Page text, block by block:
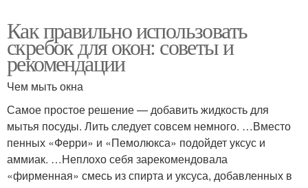
Как правильно использовать
скребок для окон: советы и
рекомендации
Чем мыть окна
Самое простое решение — добавить жидкость для
мытья посуды. Лить следует совсем немного. …Вместо
пенных «Ферри» и «Пемолюкса» подойдет уксус и
аммиак. …Неплохо себя зарекомендовала
«фирменная» смесь из спирта и уксуса, добавленных в